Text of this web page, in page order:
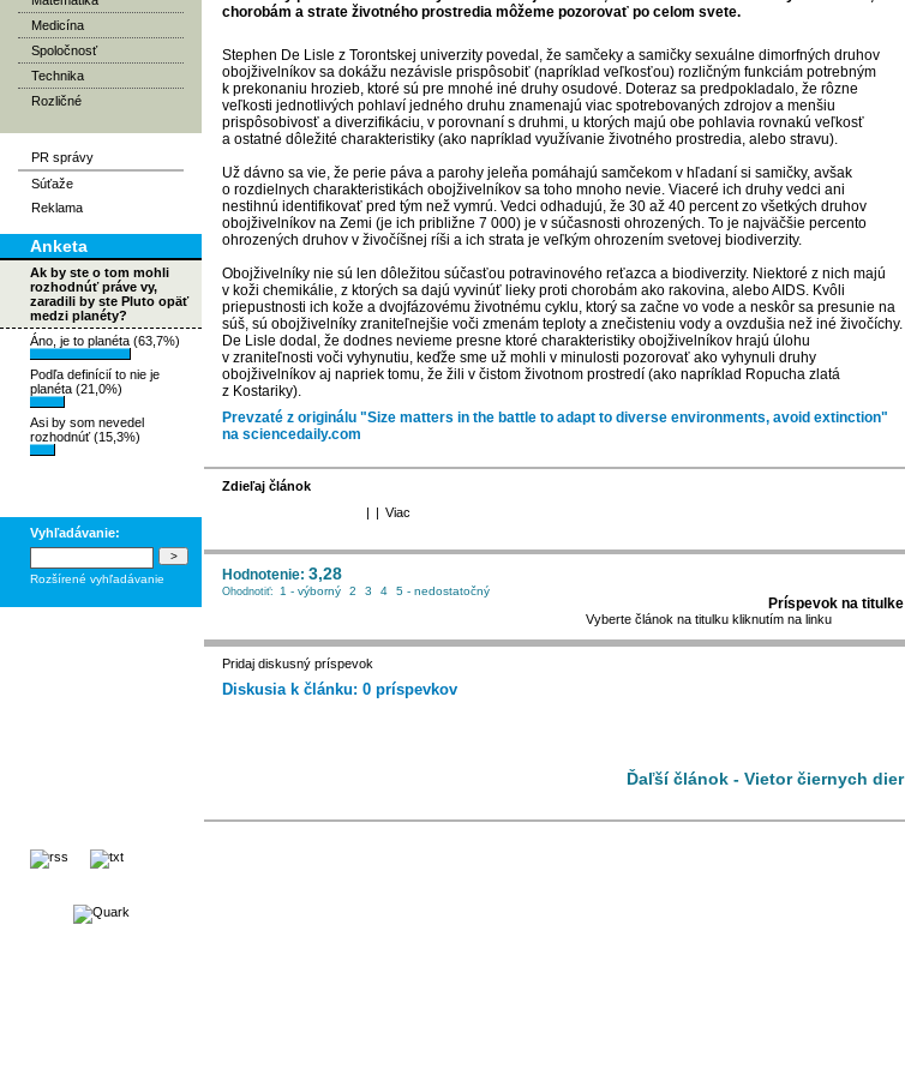
Medicína
Spoločnosť
Technika
Rozličné
PR správy
Súťaže
Reklama
Anketa
Ak by ste o tom mohli
rozhodnúť práve vy,
zaradili by ste Pluto opäť
medzi planéty?
Áno, je to planéta (63,7%)
Podľa definícií to nie je
planéta (21,0%)
Asi by som nevedel
rozhodnúť (15,3%)
Vyhľadávanie:
Rozšírené vyhľadávanie
chorobám a strate životného prostredia môžeme pozorovať po celom svete.
Stephen De Lisle z Torontskej univerzity povedal, že samčeky a samičky sexuálne dimorfných druhov
obojživelníkov sa dokážu nezávisle prispôsobiť (napríklad veľkosťou) rozličným funkciám potrebným
k prekonaniu hrozieb, ktoré sú pre mnohé iné druhy osudové. Doteraz sa predpokladalo, že rôzne
veľkosti jednotlivých pohlaví jedného druhu znamenajú viac spotrebovaných zdrojov a menšiu
prispôsobivosť a diverzifikáciu, v porovnaní s druhmi, u ktorých majú obe pohlavia rovnakú veľkosť
a ostatné dôležité charakteristiky (ako napríklad využívanie životného prostredia, alebo stravu).
Už dávno sa vie, že perie páva a parohy jeleňa pomáhajú samčekom v hľadaní si samičky, avšak
o rozdielnych charakteristikách obojživelníkov sa toho mnoho nevie. Viaceré ich druhy vedci ani
nestihnú identifikovať pred tým než vymrú. Vedci odhadujú, že 30 až 40 percent zo všetkých druhov
obojživelníkov na Zemi (je ich približne 7 000) je v súčasnosti ohrozených. To je najväčšie percento
ohrozených druhov v živočíšnej ríši a ich strata je veľkým ohrozením svetovej biodiverzity.
Obojživelníky nie sú len dôležitou súčasťou potravinového reťazca a biodiverzity. Niektoré z nich majú
v koži chemikálie, z ktorých sa dajú vyvinúť lieky proti chorobám ako rakovina, alebo AIDS. Kvôli
priepustnosti ich kože a dvojfázovému životnému cyklu, ktorý sa začne vo vode a neskôr sa presunie na
súš, sú obojživelníky zraniteľnejšie voči zmenám teploty a znečisteniu vody a ovzdušia než iné živočíchy.
De Lisle dodal, že dodnes nevieme presne ktoré charakteristiky obojživelníkov hrajú úlohu
v zraniteľnosti voči vyhynutiu, keďže sme už mohli v minulosti pozorovať ako vyhynuli druhy
obojživelníkov aj napriek tomu, že žili v čistom životnom prostredí (ako napríklad Ropucha zlatá
z Kostariky).
Prevzaté z originálu "Size matters in the battle to adapt to diverse environments, avoid extinction"
na sciencedaily.com
Zdieľaj článok
| | Viac
Hodnotenie: 3,28
Ohodnotiť: 1 - výborný 2 3 4 5 - nedostatočný
Príspevok na titulke
Vyberte článok na titulku kliknutím na linku
Pridaj diskusný príspevok
Diskusia k článku: 0 príspevkov
Ďaľší článok - Vietor čiernych dier